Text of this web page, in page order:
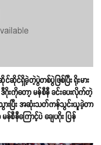
ရှိခဲ့တဲ့ပွဲတစ်ပွဲဖြစ်ပြီး ရိုးမား
ဂိုးကိုတော့ မန်စီနီ ခင်းပေးလိုက်တဲ့
ပြီး အဆုံးသတ်ကန်သွင်းယူခဲ့တာ
စီနီကြောင့်ပဲ ချေပဂိုး ပြန်